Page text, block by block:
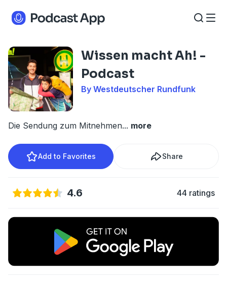
Wissen macht Ah! -
Podcast
By Westdeutscher Rundfunk
Die Sendung zum Mitnehmen... more
Add to Favorites Share
4.6 44 ratings